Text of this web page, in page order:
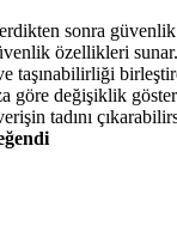
sonra
özellikleri
taşınabilirliği
göre değişiklik
tadını